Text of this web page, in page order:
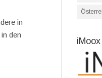
in
den
iMoox